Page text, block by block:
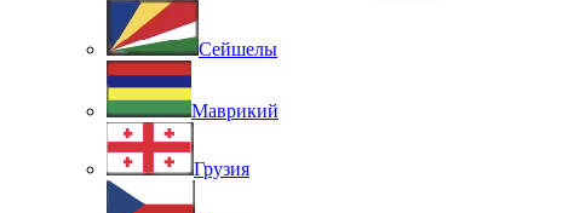
Сейшелы
Маврикий
Грузия